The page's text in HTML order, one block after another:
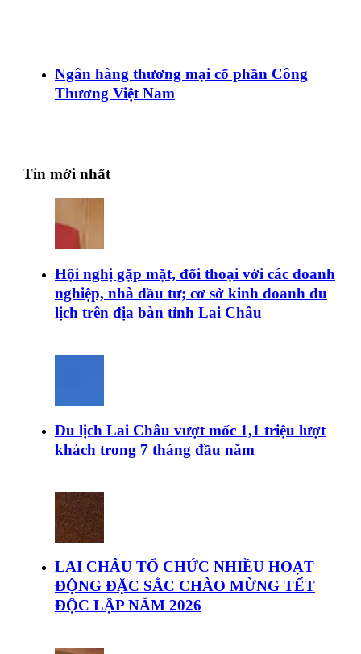
Ngân hàng thương mại cổ phần Công
Thương Việt Nam
Tin mới nhất
Hội nghị gặp mặt, đối thoại với các doanh
nghiệp, nhà đầu tư; cơ sở kinh doanh du
lịch trên địa bàn tỉnh Lai Châu
Du lịch Lai Châu vượt mốc 1,1 triệu lượt
khách trong 7 tháng đầu năm
LAI CHÂU TỔ CHỨC NHIỀU HOẠT
ĐỘNG ĐẶC SẮC CHÀO MỪNG TẾT
ĐỘC LẬP NĂM 2026